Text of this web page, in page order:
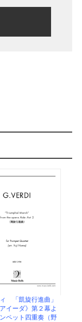
「凱旋行進曲」
イーダ》第２幕よ
ペット四重奏（野